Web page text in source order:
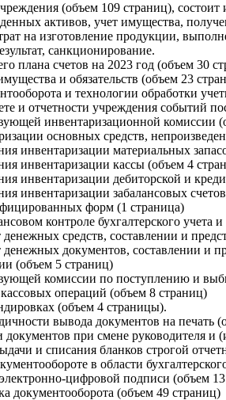
(объем 109 страниц),
активов, учет имущества,
на изготовление продукции,
санкционирование.
плана счетов на 2023 год (объем 30
и обязательств (объем 23
и технологии обработки
и отчетности учреждения событий
инвентаризационной комиссии
основных средств,
инвентаризации материальных
инвентаризации кассы (объем 4
инвентаризации дебиторской и
инвентаризации забалансовых
форм (1 страница)
контроле бухгалтерского учета
средств, составлении и
документов, составлении и
(объем 5 страниц)
комиссии по поступлению и
операций (объем 8 страниц)
(объем 4 страницы).
вывода документов на печать
при смене руководителя и
и списания бланков строгой
в области
цифровой подписи (объем
документооборота (объем 49 страниц)